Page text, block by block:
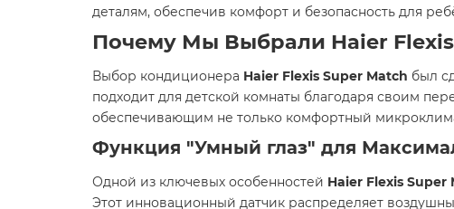
деталям, обеспечив комфорт и безопасность для
Почему Мы Выбрали Haier
Выбор кондиционера Haier Flexis Super Match был
подходит для детской комнаты благодаря своим
обеспечивающим не только комфортный
Функция "Умный глаз" для
Одной из ключевых особенностей Haier Flexis Super
Этот инновационный датчик распределяет